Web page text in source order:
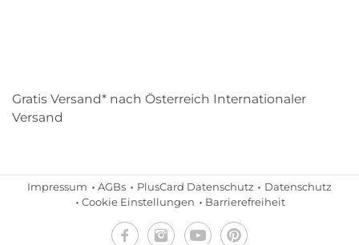
Gratis Versand* nach Österreich Internationaler
Versand
Impressum AGBs PlusCard Datenschutz
Datenschutz
Cookie Einstellungen
Barrierefreiheit